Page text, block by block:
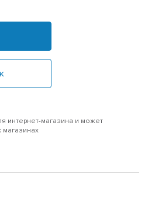
интернет-магазина и может
магазинах